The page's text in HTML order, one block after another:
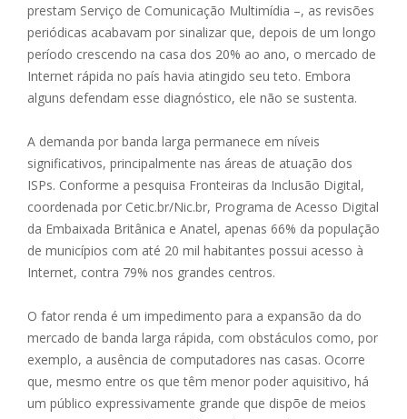
prestam Serviço de Comunicação Multimídia –, as revisões
periódicas acabavam por sinalizar que, depois de um longo
período crescendo na casa dos 20% ao ano, o mercado de
Internet rápida no país havia atingido seu teto. Embora
alguns defendam esse diagnóstico, ele não se sustenta.
A demanda por banda larga permanece em níveis
significativos, principalmente nas áreas de atuação dos
ISPs. Conforme a pesquisa Fronteiras da Inclusão Digital,
coordenada por Cetic.br/Nic.br, Programa de Acesso Digital
da Embaixada Britânica e Anatel, apenas 66% da população
de municípios com até 20 mil habitantes possui acesso à
Internet, contra 79% nos grandes centros.
O fator renda é um impedimento para a expansão da do
mercado de banda larga rápida, com obstáculos como, por
exemplo, a ausência de computadores nas casas. Ocorre
que, mesmo entre os que têm menor poder aquisitivo, há
um público expressivamente grande que dispõe de meios